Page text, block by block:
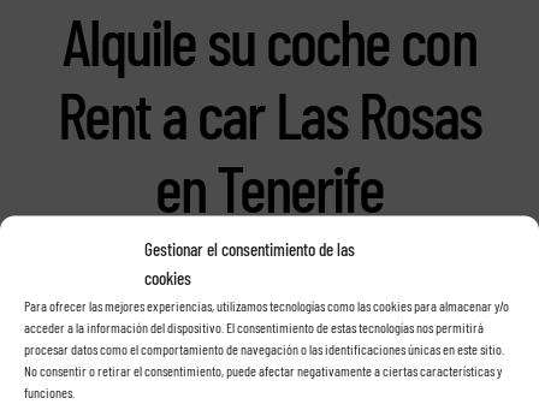
Gestionar el consentimiento de las
cookies
Para ofrecer las mejores experiencias, utilizamos tecnologías como las cookies para almacenar y/o
acceder a la información del dispositivo. El consentimiento de estas tecnologías nos permitirá
procesar datos como el comportamiento de navegación o las identificaciones únicas en este sitio.
No consentir o retirar el consentimiento, puede afectar negativamente a ciertas características y
funciones.
Alquile su coche con
Rent a car Las Rosas
en Tenerife